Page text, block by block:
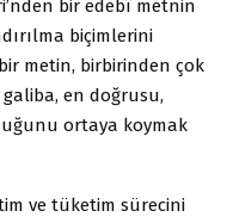
bir edebî metnin
biçimlerini
metin, birbirinden çok
en doğrusu,
ortaya koymak
ve tüketim sürecini